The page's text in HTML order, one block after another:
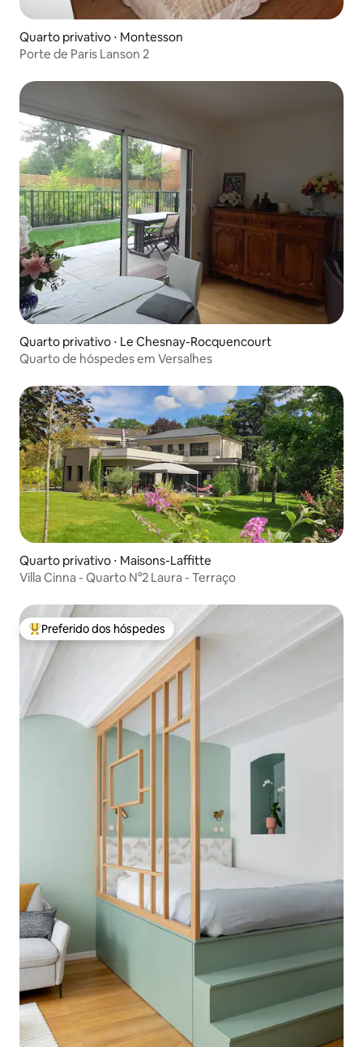
Quarto privativo ⋅ Montesson
Porte de Paris Lanson 2
Quarto privativo ⋅ Le Chesnay-Rocquencourt
Quarto de hóspedes em Versalhes
Quarto privativo ⋅ Maisons-Laffitte
Villa Cinna - Quarto N°2 Laura - Terraço
Entre os melhores preferidos dos hóspedes
Preferido dos hóspedes